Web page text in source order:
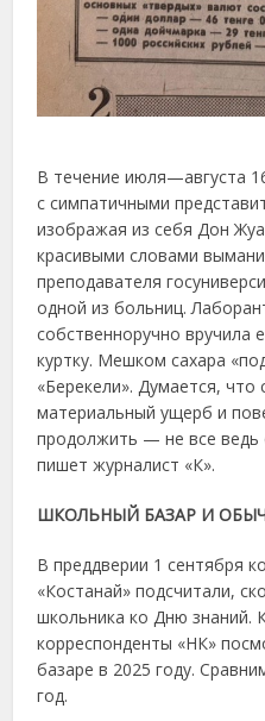
В течение июля—августа
с симпатичными
изображая из себя Дон
красивыми словами
преподавателя
одной из больниц.
собственноручно
куртку. Мешком сахара
«Берекели». Думается,
материальный ущерб и
продолжить — не все
пишет журналист «К».
ШКОЛЬНЫЙ БАЗАР И
В преддверии 1 сентября
«Костанай» подсчитали,
школьника ко Дню знаний.
корреспонденты «НК»
базаре в 2025 году.
год.